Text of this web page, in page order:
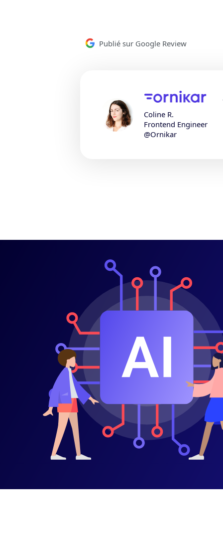
Publié sur Google Review
Coline R.
Frontend Engineer
@Ornikar